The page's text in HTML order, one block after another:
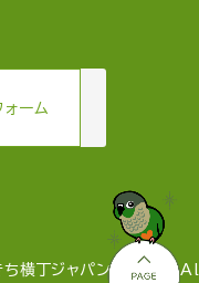
ーム
丁ジャパン合同会社 Al